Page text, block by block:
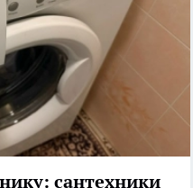
сантехники